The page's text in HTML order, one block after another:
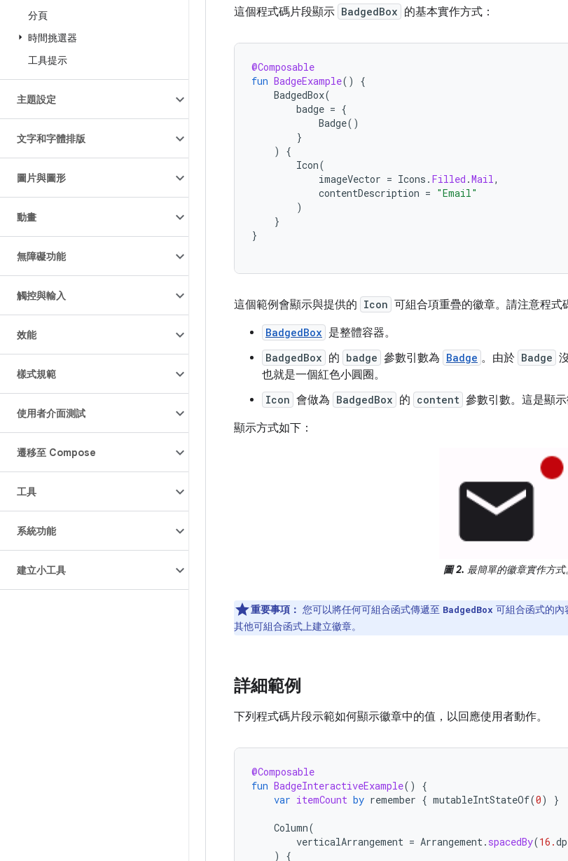
分頁
時間挑選器
工具提示
主題設定
文字和字體排版
圖片與圖形
動畫
無障礙功能
觸控與輸入
效能
樣式規範
使用者介面測試
遷移至 Compose
工具
系統功能
建立小工具
這個程式碼片段顯示 BadgedBox 的基本實作方式：
@Composable
fun BadgeExample()
{
BadgedBox(
badge = {
Badge()
}
)
{
Icon(
imageVector = Icons . Filled .Mail,
contentDescription = "Email"
)
}
}
這個範例會顯示與提供的 Icon 可組合項重疊的徽章。請注意程式
BadgedBox 是整體容器。
BadgedBox 的 badge 參數引數為 Badge 。由於 Badge
也就是一個紅色小圓圈。
Icon 會做為 BadgedBox 的 content 參數引數。這是顯
顯示方式如下：
圖 2. 最簡單的徽章實作方式。
重要事項： 您可以將任何可組合函式傳遞至 BadgedBox 可組合函式的
其他可組合函式上建立徽章。
詳細範例
下列程式碼片段示範如何顯示徽章中的值，以回應使用者動作。
@Composable
fun BadgeInteractiveExample()
{
var itemCount by remember { mutableIntStateOf(0) }
Column(
verticalArrangement = Arrangement . spacedBy(16.dp
)
{